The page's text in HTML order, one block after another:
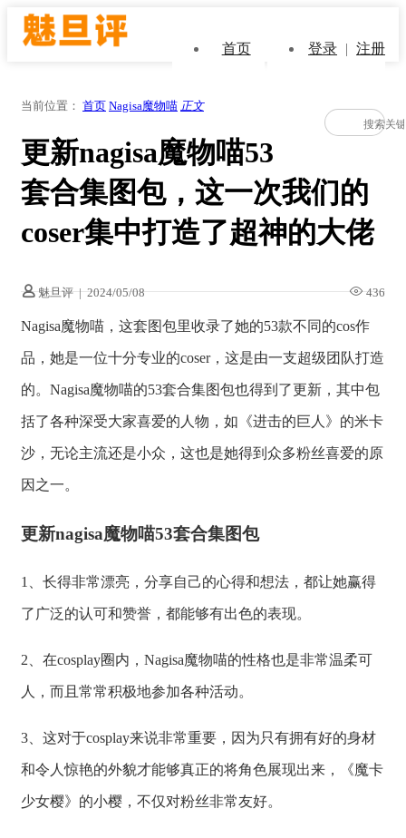
首页 登录 | 注册
当前位置： 首页 Nagisa魔物喵 正文
更新nagisa魔物喵53
套合集图包，这一次我们的
coser集中打造了超神的大佬
魅旦评 | 2024/05/08 436
Nagisa魔物喵，这套图包里收录了她的53款不同的cos作
品，她是一位十分专业的coser，这是由一支超级团队打造
的。Nagisa魔物喵的53套合集图包也得到了更新，其中包
括了各种深受大家喜爱的人物，如《进击的巨人》的米卡
沙，无论主流还是小众，这也是她得到众多粉丝喜爱的原
因之一。
更新nagisa魔物喵53套合集图包
1、长得非常漂亮，分享自己的心得和想法，都让她赢得
了广泛的认可和赞誉，都能够有出色的表现。
2、在cosplay圈内，Nagisa魔物喵的性格也是非常温柔可
人，而且常常积极地参加各种活动。
3、这对于cosplay来说非常重要，因为只有拥有好的身材
和令人惊艳的外貌才能够真正的将角色展现出来，《魔卡
少女樱》的小樱，不仅对粉丝非常友好。